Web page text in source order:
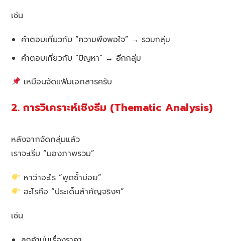
เช่น
คำตอบเกี่ยวกับ “ความพึงพอใจ” → รวมกลุ่ม
คำตอบเกี่ยวกับ “ปัญหา” → อีกกลุ่ม
เหมือนจัดแฟ้มเอกสารครับ
2. การวิเคราะห์เชิงธีม (Thematic Analysis)
หลังจากจัดกลุ่มแล้ว
เราจะเริ่ม “มองภาพรวม”
หาว่าอะไร “พูดซ้ำบ่อย”
อะไรคือ “ประเด็นสำคัญจริงๆ”
เช่น